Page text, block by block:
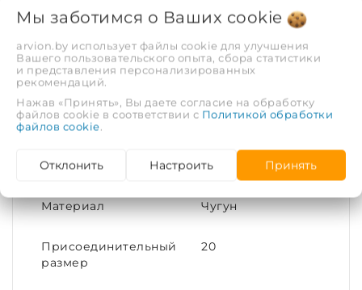
ХАРАКТЕРИСТИКИ
Покрытие Без покрытия
Тип соединения Равнопроходное
(DN)
Материал Чугун
Присоединительный
размер
20
Мы заботимся о Ваших cookie
arvion.by использует файлы cookie для улучшения
Вашего пользовательского опыта, сбора статистики
и представления персонализированных
рекомендаций.
Нажав «Принять», Вы даете согласие на обработку
файлов cookie в соответствии с Политикой обработки
файлов cookie.
Отклонить Настроить Принять